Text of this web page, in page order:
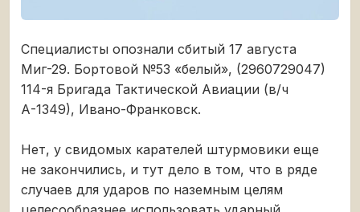
Специалисты опознали сбитый 17 августа
Миг-29. Бортовой №53 «белый», (2960729047)
114-я Бригада Тактической Авиации (в/ч
А-1349), Ивано-Франковск.
Нет, у свидомых карателей штурмовики еще
не закончились, и тут дело в том, что в ряде
случаев для ударов по наземным целям